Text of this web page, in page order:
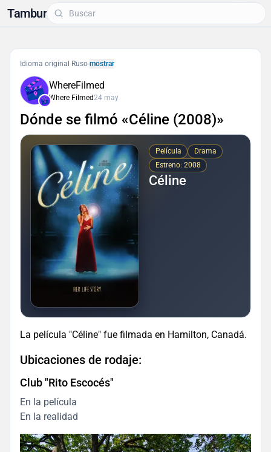
Tambur
Idioma original Ruso-mostrar
WhereFilmed
Where Filmed24 may
Dónde se filmó «Céline (2008)»
Película
Drama
Estreno: 2008
Céline
La película "Céline" fue filmada en Hamilton, Canadá.
Ubicaciones de rodaje:
Club "Rito Escocés"
En la película
En la realidad